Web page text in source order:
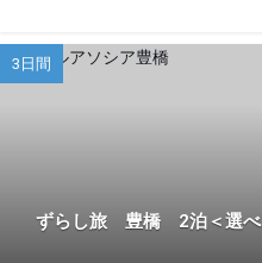
3日間
ずらし旅 豊橋 2泊＜選べ